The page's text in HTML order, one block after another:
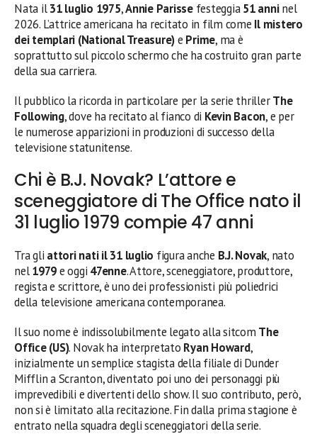
Nata il31 luglio 1975,Annie Parissefesteggia51 anninel
2026. L’attrice americana ha recitato in film come Il mistero
dei templari (National Treasure)e Prime, ma è
soprattutto sul piccolo schermo che ha costruito gran parte
della sua carriera.
Il pubblico la ricorda in particolare per la serie thrillerThe
Following, dove ha recitato al fianco di Kevin Bacon, e per
le numerose apparizioni in produzioni di successo della
televisione statunitense.
Chi è B.J. Novak? L’attore e
sceneggiatore di The Office nato il
31 luglio 1979 compie 47 anni
Tra gli attori nati il 31 luglio figura anche B.J. Novak, nato
nel1979e oggi 47enne. Attore, sceneggiatore, produttore,
regista e scrittore, è uno dei professionisti più poliedrici
della televisione americana contemporanea.
Il suo nome è indissolubilmente legato alla sitcom The
Office (US). Novak ha interpretato Ryan Howard,
inizialmente un semplice stagista della filiale di Dunder
Mifflin a Scranton, diventato poi uno dei personaggi più
imprevedibili e divertenti dello show. Il suo contributo, però,
non si è limitato alla recitazione. Fin dalla prima stagione è
entrato nella squadra degli sceneggiatori della serie.